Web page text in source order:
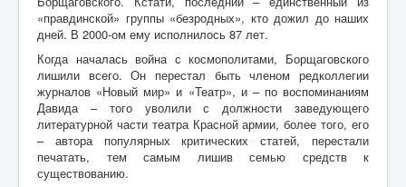
«правдинской» группы «безродных», кто дожил до наших
дней. В 2000-ом ему исполнилось 87 лет.
Когда началась война с космополитами, Борщаговского
лишили всего. Он перестал быть членом редколлегии
журналов «Новый мир» и «Театр», и – по воспоминаниям
Давида – того уволили с должности заведующего
литературной части театра Красной армии, более того, его
– автора популярных критических статей, перестали
печатать, тем самым лишив семью средств к
существованию.